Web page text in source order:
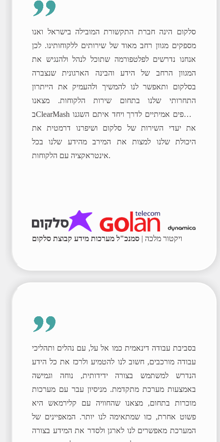
סלקום הינה חברת התקשורת המובילה בישראל ואנו
מספקים מגוון רחב מאוד של שירותים ללקוחותינו. לכן
אנחנו נדרשים לפלטפורמה שתוכל לנהל ולהנגיש את
המגוון הרחב של הידע והבינה הארגונית שנצברה
בסלקום ותאפשר לנו להמשיך ולהעמיק את הייתרון
התחרותי שלנו בתחום שירות הלקוחות. מצאנו
בClearMash שותפים אמיתיים לדרך ויחד איתם השגנו
את יעדי השירות של סלקום ושיפרנו דרמטית את
היכולת שלנו למצות את המירב מהידע שלנו בכל
אינטראקציה עם הלקוחות.
ויקטור מלכה | סמנכ"ל מערכות מידע קבוצת סלקום
בסביבת עבודה דינאמית כמו אל על, עם נהלים ותהליכי
עבודה מורכבים, חשוב לנו להטמיע ולרכז את כל הידע
הנדרש למשתמש בצורה ידידותית, נוחה וגמישה
באמצעות מערכת מתקדמת. מניסיון עבר עם מערכות
מוכרות בתחום, מצאנו שהחוויה עם קלירמאש היא
פשוט אחרת, כזו שמתאימה לנו יותר. המאפיינים של
המערכת מאפשרים לנו לארגן ולסדר את המידע בצורה